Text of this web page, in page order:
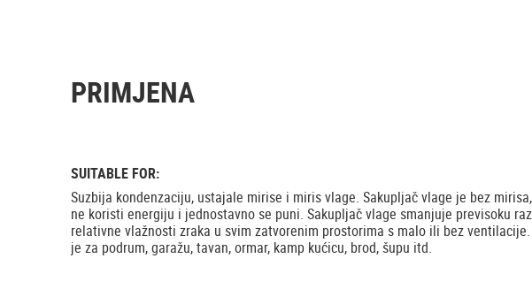
PRIMJENA
SUITABLE FOR:
Suzbija kondenzaciju, ustajale mirise i miris vlage. Sakupljač vlage je bez
ne koristi energiju i jednostavno se puni. Sakupljač vlage smanjuje previsoku
relativne vlažnosti zraka u svim zatvorenim prostorima s malo ili bez
je za podrum, garažu, tavan, ormar, kamp kućicu, brod, šupu itd.